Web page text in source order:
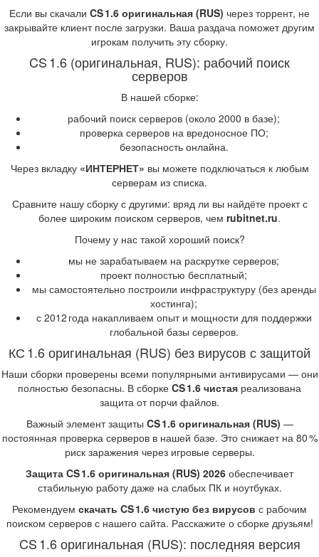
Если вы скачали CS 1.6 оригинальная (RUS) через торрент, не
закрывайте клиент после загрузки. Ваша раздача поможет другим
игрокам получить эту сборку.
CS 1.6 (оригинальная, RUS): рабочий поиск
серверов
В нашей сборке:
рабочий поиск серверов (около 2000 в базе);
проверка серверов на вредоносное ПО;
безопасность онлайна.
Через вкладку «ИНТЕРНЕТ» вы можете подключаться к любым
серверам из списка.
Сравните нашу сборку с другими: вряд ли вы найдёте проект с
более широким поиском серверов, чем rubitnet.ru.
Почему у нас такой хороший поиск?
мы не зарабатываем на раскрутке серверов;
проект полностью бесплатный;
мы самостоятельно построили инфраструктуру (без аренды
хостинга);
с 2012 года накапливаем опыт и мощности для поддержки
глобальной базы серверов.
КС 1.6 оригинальная (RUS) без вирусов с защитой
Наши сборки проверены всеми популярными антивирусами — они
полностью безопасны. В сборке CS 1.6 чистая реализована
защита от порчи файлов.
Важный элемент защиты CS 1.6 оригинальная (RUS) —
постоянная проверка серверов в нашей базе. Это снижает на 80 %
риск заражения через игровые серверы.
Защита CS 1.6 оригинальная (RUS) 2026 обеспечивает
стабильную работу даже на слабых ПК и ноутбуках.
Рекомендуем скачать CS 1.6 чистую без вирусов с рабочим
поиском серверов с нашего сайта. Расскажите о сборке друзьям!
CS 1.6 оригинальная (RUS): последняя версия